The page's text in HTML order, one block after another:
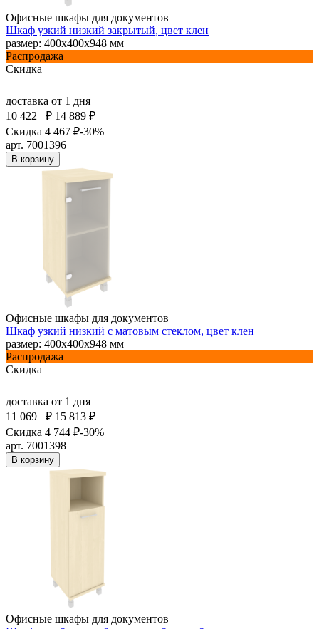
Офисные шкафы для документов
Шкаф узкий низкий закрытый, цвет клен
размер: 400х400х948 мм
Распродажа
Скидка
доставка от 1 дня
10 422
₽ 14 889 ₽
Скидка 4 467 ₽-30%
арт. 7001396
В корзину
Офисные шкафы для документов
Шкаф узкий низкий с матовым стеклом, цвет клен
размер: 400х400х948 мм
Распродажа
Скидка
доставка от 1 дня
11 069
₽ 15 813 ₽
Скидка 4 744 ₽-30%
арт. 7001398
В корзину
Офисные шкафы для документов